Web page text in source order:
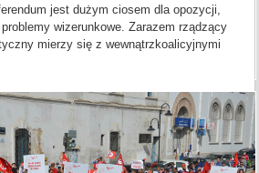
jest dużym ciosem dla opozycji,
wizerunkowe. Zarazem rządzący
mierzy się z wewnątrzkoalicyjnymi